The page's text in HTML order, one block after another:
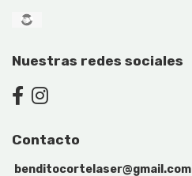
Nuestras redes sociales
Contacto
benditocortelaser@gmail.com